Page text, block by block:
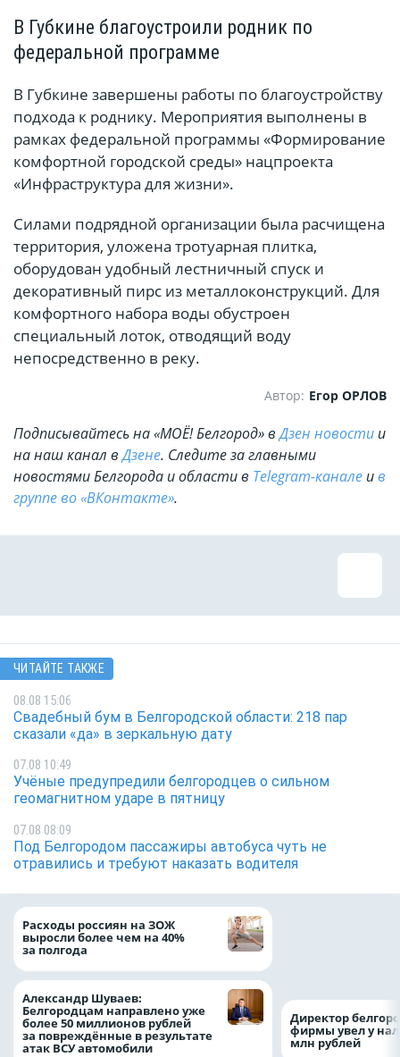
В Губкине благоустроили родник по
федеральной программе
В Губкине завершены работы по благоустройству
подхода к роднику. Мероприятия выполнены в
рамках федеральной программы «Формирование
комфортной городской среды» нацпроекта
«Инфраструктура для жизни».
Силами подрядной организации была расчищена
территория, уложена тротуарная плитка,
оборудован удобный лестничный спуск и
декоративный пирс из металлоконструкций. Для
комфортного набора воды обустроен
специальный лоток, отводящий воду
непосредственно в реку.
Автор: Егор ОРЛОВ
Подписывайтесь на «МОЁ! Белгород» вДзен новости и
на наш канал вДзене. Cледите за главными
новостями Белгорода и области в Telegram-канале ив
группе во «ВКонтакте».
ЧИТАЙТЕ ТАКЖЕ
08.08 15:06
Свадебный бум в Белгородской области: 218 пар
сказали «да» в зеркальную дату
07.08 10:49
Учёные предупредили белгородцев о сильном
геомагнитном ударе в пятницу
07.08 08:09
Под Белгородом пассажиры автобуса чуть не
отравились и требуют наказать водителя
Расходы россиян на ЗОЖ
выросли более чем на 40%
за полгода
Александр Шуваев:
Белгородцам направлено уже
более 50 миллионов рублей
за повреждённые в результате
атак ВСУ автомобили
Директор
фирмы увел у
млн рублей